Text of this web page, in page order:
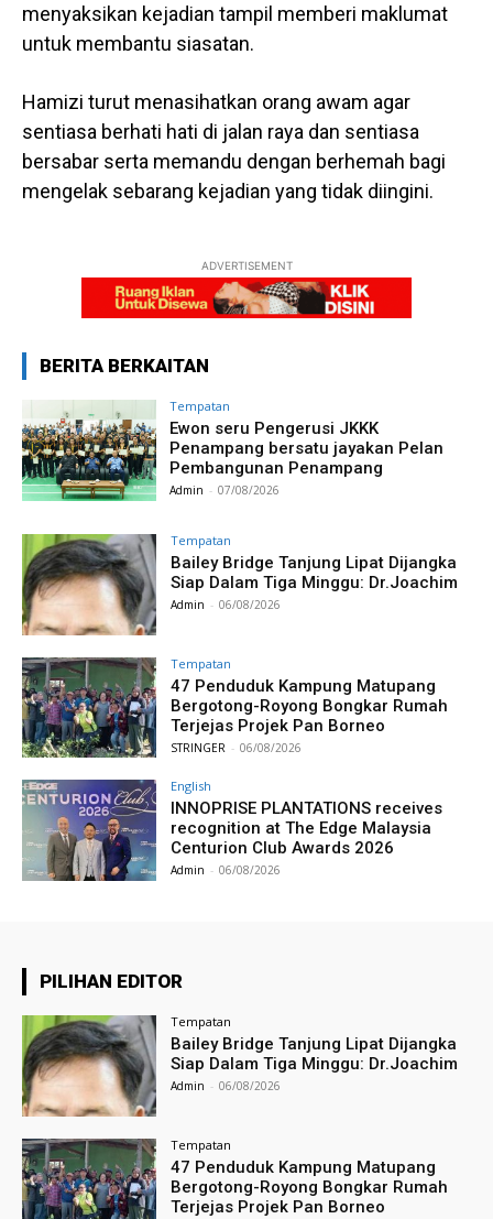
menyaksikan kejadian tampil memberi maklumat
untuk membantu siasatan.
Hamizi turut menasihatkan orang awam agar
sentiasa berhati hati di jalan raya dan sentiasa
bersabar serta memandu dengan berhemah bagi
mengelak sebarang kejadian yang tidak diingini.
ADVERTISEMENT
BERITA BERKAITAN
Tempatan
Ewon seru Pengerusi JKKK
Penampang bersatu jayakan Pelan
Pembangunan Penampang
Admin - 07/08/2026
Tempatan
Bailey Bridge Tanjung Lipat Dijangka
Siap Dalam Tiga Minggu: Dr.Joachim
Admin - 06/08/2026
Tempatan
47 Penduduk Kampung Matupang
Bergotong-Royong Bongkar Rumah
Terjejas Projek Pan Borneo
STRINGER - 06/08/2026
English
INNOPRISE PLANTATIONS receives
recognition at The Edge Malaysia
Centurion Club Awards 2026
Admin - 06/08/2026
PILIHAN EDITOR
Tempatan
Bailey Bridge Tanjung Lipat Dijangka
Siap Dalam Tiga Minggu: Dr.Joachim
Admin - 06/08/2026
Tempatan
47 Penduduk Kampung Matupang
Bergotong-Royong Bongkar Rumah
Terjejas Projek Pan Borneo